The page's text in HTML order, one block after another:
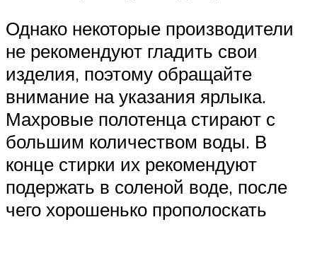
Однако некоторые производители
не рекомендуют гладить свои
изделия, поэтому обращайте
внимание на указания ярлыка.
Махровые полотенца стирают с
большим количеством воды. В
конце стирки их рекомендуют
подержать в соленой воде, после
чего хорошенько прополоскать